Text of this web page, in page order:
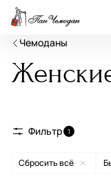
Чемоданы
Фильтр 1
Сбросить всё